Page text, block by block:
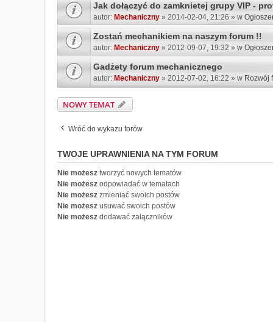
Jak dołączyć do zamknietej grupy VIP -
autor: Mechaniczny » 2014-02-04, 21:26 » w
Zostań mechanikiem na naszym forum !!
autor: Mechaniczny » 2012-09-07, 19:32 » w
Gadżety forum mechanicznego
autor: Mechaniczny » 2012-07-02, 16:22 » w Rozwój
NOWY TEMAT
Wróć do wykazu forów
TWOJE UPRAWNIENIA NA TYM FORUM
Nie możesz tworzyć nowych tematów
Nie możesz odpowiadać w tematach
Nie możesz zmieniać swoich postów
Nie możesz usuwać swoich postów
Nie możesz dodawać załączników